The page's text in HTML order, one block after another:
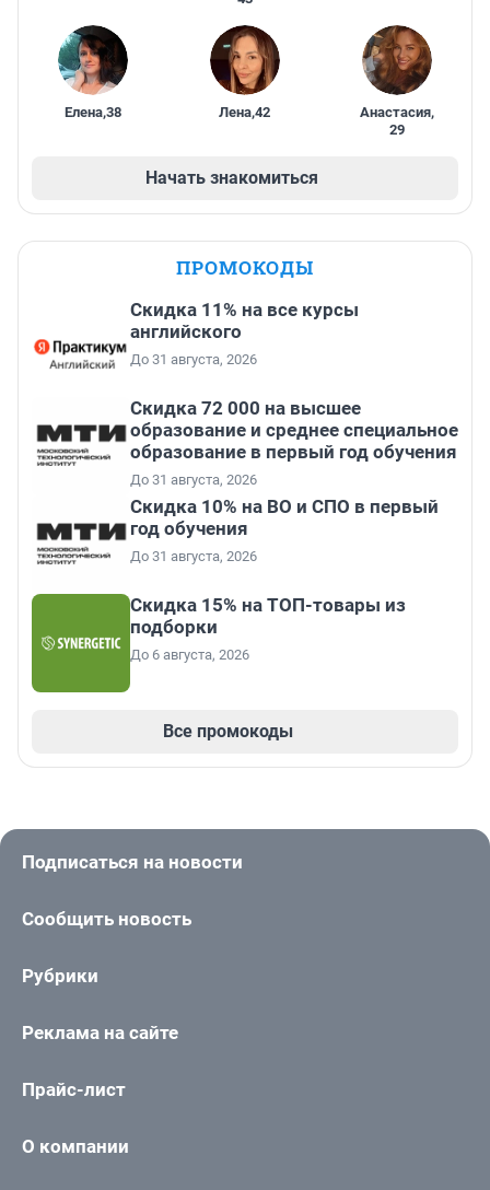
Елена,38 Лена,42 Анастасия,
29
Начать знакомиться
ПРОМОКОДЫ
Скидка 11% на все курсы
английского
До 31 августа, 2026
Скидка 72 000 на высшее
образование и среднее специальное
образование в первый год обучения
До 31 августа, 2026
Скидка 10% на ВО и СПО в первый
год обучения
До 31 августа, 2026
Скидка 15% на ТОП-товары из
подборки
До 6 августа, 2026
Все промокоды
Подписаться на новости
Сообщить новость
Рубрики
Реклама на сайте
Прайс-лист
О компании